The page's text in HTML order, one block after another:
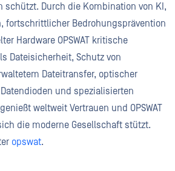
schützt. Durch die Kombination von KI,
fortschrittlicher Bedrohungsprävention
Hardware OPSWAT kritische
Dateisicherheit, Schutz von
Dateitransfer, optischer
und spezialisierten
weltweit Vertrauen und OPSWAT
die moderne Gesellschaft stützt.
opswat.